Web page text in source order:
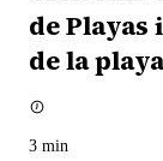
de Playas
de la
3 min